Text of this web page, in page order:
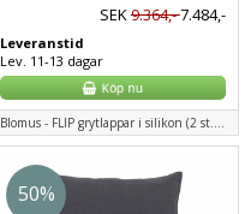
SEK9.364,-7.484,-
Leveranstid
Lev. 11-13 dagar
50%